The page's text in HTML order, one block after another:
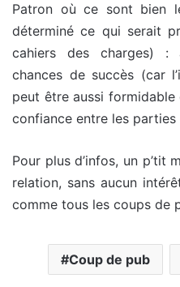
Patron où ce sont bien
déterminé ce qui serait
cahiers des charges) :
chances de succès (car
peut être aussi
confiance entre les parties
Pour plus d’infos, un p’tit
relation, sans aucun
comme tous les coups de
Coup de pub